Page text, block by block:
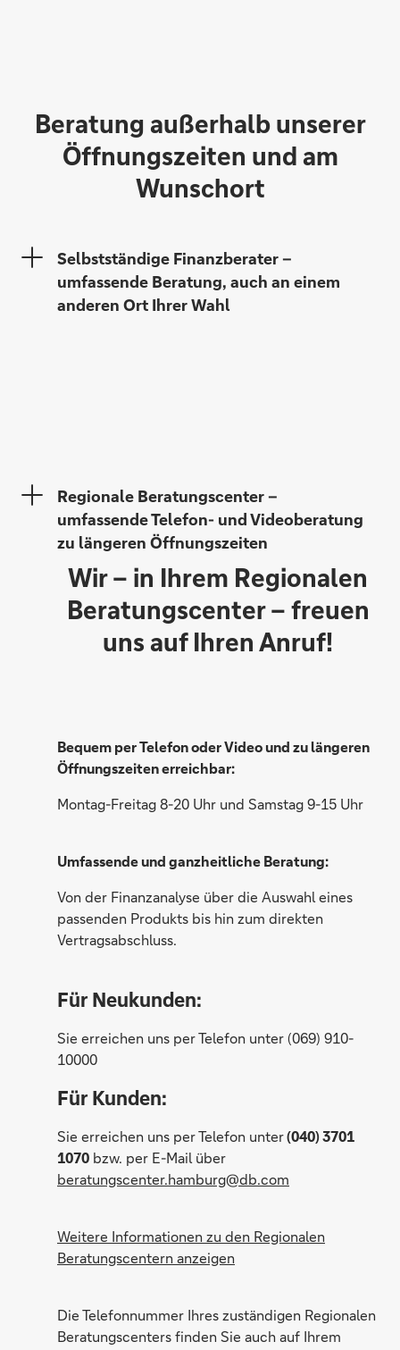
Cornelia Cericius
Nils Lindemann
Madeleine Loeffler
Beratung außerhalb unserer
Öffnungszeiten und am
Wunschort
Selbstständige Finanzberater –
umfassende Beratung, auch an einem
anderen Ort Ihrer Wahl
Regionale Beratungscenter –
umfassende Telefon- und Videoberatung
zu längeren Öffnungszeiten
Wir – in Ihrem Regionalen
Beratungscenter – freuen
uns auf Ihren Anruf!
Bequem per Telefon oder Video und zu längeren
Öffnungszeiten erreichbar:
Montag-Freitag 8-20 Uhr und Samstag 9-15 Uhr
Umfassende und ganzheitliche Beratung:
Von der Finanzanalyse über die Auswahl eines
passenden Produkts bis hin zum direkten
Vertragsabschluss.
Für Neukunden:
Sie erreichen uns per Telefon unter (069) 910-
10000
Für Kunden:
Sie erreichen uns per Telefon unter(040) 3701
1070 bzw. per E-Mail über
beratungscenter.hamburg@db.com
Weitere Informationen zu den Regionalen
Beratungscentern anzeigen
Die Telefonnummer Ihres zuständigen Regionalen
Beratungscenters finden Sie auch auf Ihrem